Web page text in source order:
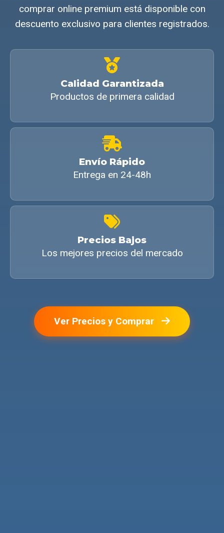
comprar online premium está disponible con
descuento exclusivo para clientes registrados.
Calidad Garantizada
Productos de primera calidad
Envío Rápido
Entrega en 24-48h
Precios Bajos
Los mejores precios del mercado
Ver Precios y Comprar